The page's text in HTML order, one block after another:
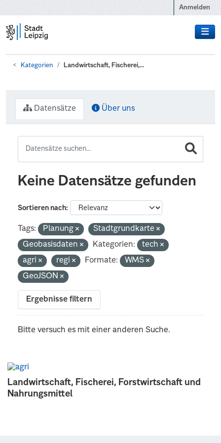
Anmelden
Kategorien Landwirtschaft, Fischerei,...
Landwirtschaft, Fischerei, Forstwirtschaft und
Nahrungsmittel
Datensätze Über uns
Keine Datensätze gefunden
Sortieren nach
Tags: Planung
Stadtgrundkarte
Geobasisdaten
Kategorien:
tech
agri
regi Formate:
WMS
GeoJSON
Ergebnisse filtern
Bitte versuch es mit einer anderen Suche.